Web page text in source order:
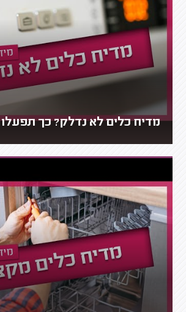
מדיח כלים לא נדלק? כך תפעלו